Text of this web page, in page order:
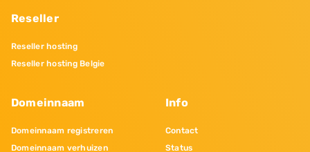
Reseller
Reseller hosting
Reseller hosting Belgie
Domeinnaam
Domeinnaam registreren
Domeinnaam verhuizen
Info
Contact
Status